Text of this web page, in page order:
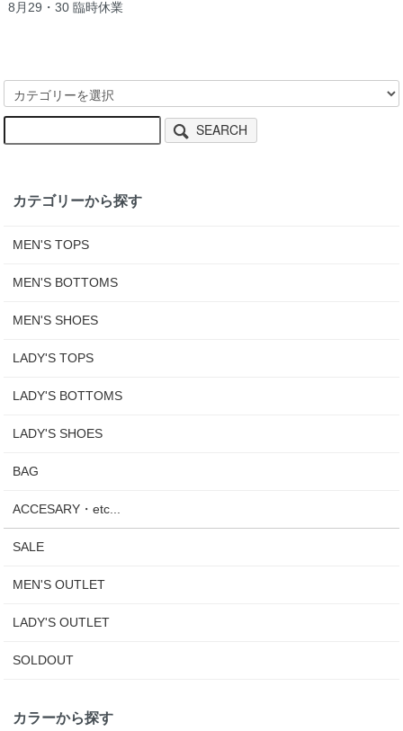
8月29・30 臨時休業
SEARCH
カテゴリーから探す
MEN'S TOPS
MEN'S BOTTOMS
MEN'S SHOES
LADY'S TOPS
LADY'S BOTTOMS
LADY'S SHOES
BAG
ACCESARY・etc...
SALE
MEN'S OUTLET
LADY'S OUTLET
SOLDOUT
カラーから探す